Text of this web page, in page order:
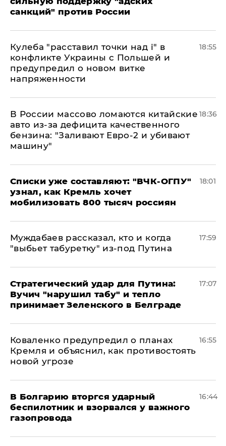
санкций" против России
Кулеба "расставил точки над і" в
конфликте Украины с Польшей и
предупредил о новом витке
напряженности
18:55
В России массово ломаются китайские
авто из-за дефицита качественного
бензина: "Заливают Евро-2 и убивают
машину"
18:36
Списки уже составляют: "ВЧК-ОГПУ"
узнал, как Кремль хочет
мобилизовать 800 тысяч россиян
18:01
Муждабаев рассказал, кто и когда
"выбьет табуретку" из-под Путина
17:59
Стратегический удар для Путина:
Вучич "нарушил табу" и тепло
принимает Зеленского в Белграде
17:07
Коваленко предупредил о планах
Кремля и объяснил, как противостоять
новой угрозе
16:55
В Болгарию вторгся ударный
беспилотник и взорвался у важного
газопровода
16:44